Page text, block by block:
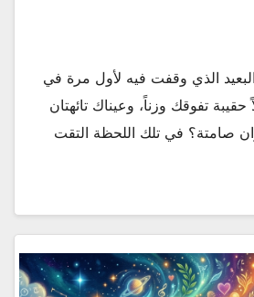
الذي وقفت فيه لأول مرة في
تفوقك وزناً، وعيناك تائهتان
صامتة؟ في تلك اللحظة التقت